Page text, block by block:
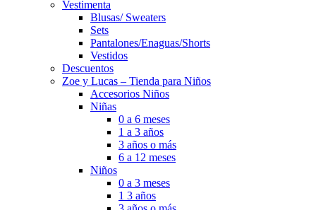
Vestimenta
Blusas/ Sweaters
Sets
Pantalones/Enaguas/Shorts
Vestidos
Descuentos
Zoe y Lucas – Tienda para Niños
Accesorios Niños
Niñas
0 a 6 meses
1 a 3 años
3 años o más
6 a 12 meses
Niños
0 a 3 meses
1 3 años